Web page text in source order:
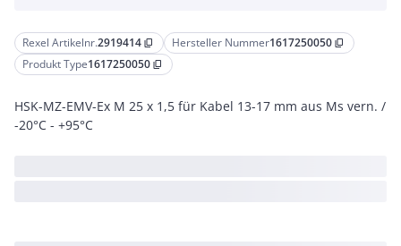
Rexel Artikelnr.2919414 content_copy Hersteller Nummer1617250050 content_copy
Produkt Type1617250050 content_copy
HSK-MZ-EMV-Ex M 25 x 1,5 für Kabel 13-17 mm aus Ms vern. /
-20°C - +95°C